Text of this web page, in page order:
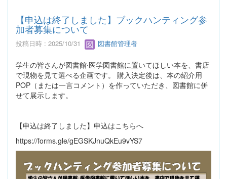
【申込は終了しました】ブックハンティング参
加者募集について
投稿日時 : 2025/10/31 図書館管理者
学⽣の皆さんが図書館‧医学図書館に置いてほしい本を、書店
で現物を⾒て選べる企画です。 購⼊決定後は、本の紹介⽤
POP（または⼀⾔コメント）を作っていただき、図書館に併
せて展⽰します。
【申込は終了しました】申込はこちらへ
https://forms.gle/gEGSKJnuQkEu9vYS7